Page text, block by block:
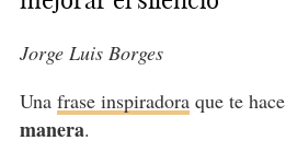
Jorge Luis Borges
Una frase inspiradoraque te hace
manera.